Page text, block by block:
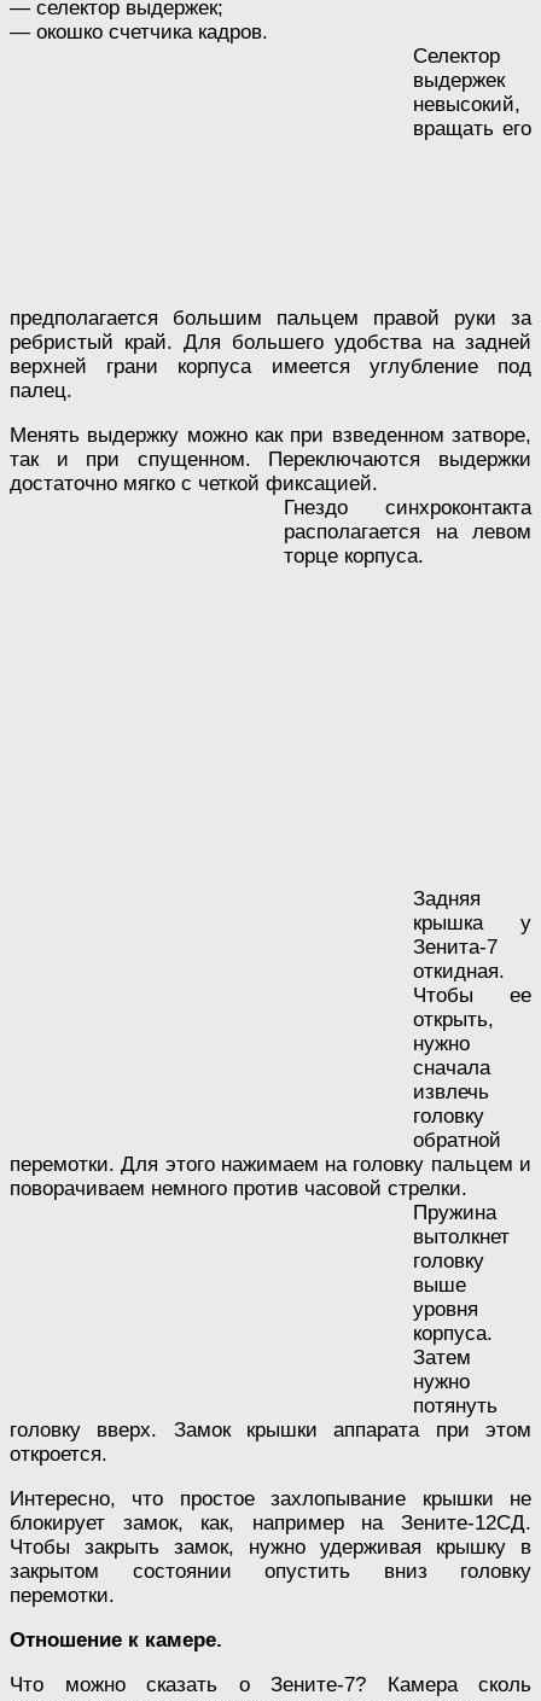
— селектор выдержек;
— окошко счетчика кадров.
Селектор
выдержек
невысокий,
вращать его
предполагается большим пальцем правой руки за
ребристый край. Для большего удобства на задней
верхней грани корпуса имеется углубление под
палец.
Менять выдержку можно как при взведенном затворе,
так и при спущенном. Переключаются выдержки
достаточно мягко с четкой фиксацией.
Гнездо синхроконтакта
располагается на левом
торце корпуса.
Задняя
крышка у
Зенита-7
откидная.
Чтобы ее
открыть,
нужно
сначала
извлечь
головку
обратной
перемотки. Для этого нажимаем на головку пальцем и
поворачиваем немного против часовой стрелки.
Пружина
вытолкнет
головку
выше
уровня
корпуса.
Затем
нужно
потянуть
головку вверх. Замок крышки аппарата при этом
откроется.
Интересно, что простое захлопывание крышки не
блокирует замок, как, например на Зените-12СД.
Чтобы закрыть замок, нужно удерживая крышку в
закрытом состоянии опустить вниз головку
перемотки.
Отношение к камере.
Что можно сказать о Зените-7? Камера сколь